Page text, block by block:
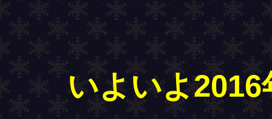
いよいよ